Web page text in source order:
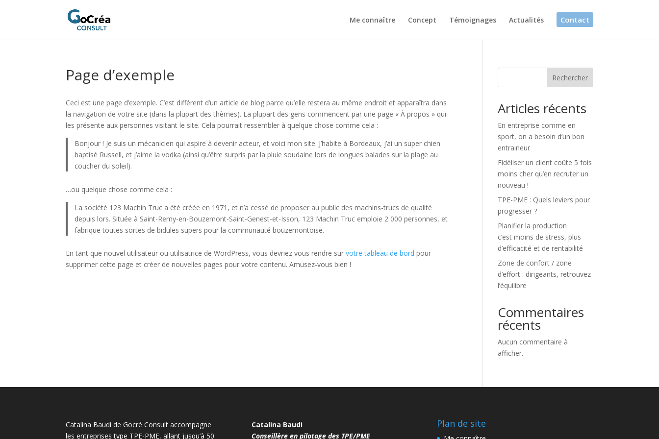
Me connaître Concept Témoignages Actualités Contact
Page d’exemple
Ceci est une page d’exemple. C’est différent d’un article de blog parce qu’elle restera au même endroit et apparaîtra dans
la navigation de votre site (dans la plupart des thèmes). La plupart des gens commencent par une page « À propos » qui
les présente aux personnes visitant le site. Cela pourrait ressembler à quelque chose comme cela :
Bonjour ! Je suis un mécanicien qui aspire à devenir acteur, et voici mon site. J’habite à Bordeaux, j’ai un super chien
baptisé Russell, et j’aime la vodka (ainsi qu’être surpris par la pluie soudaine lors de longues balades sur la plage au
coucher du soleil).
…ou quelque chose comme cela :
La société 123 Machin Truc a été créée en 1971, et n’a cessé de proposer au public des machins-trucs de qualité
depuis lors. Située à Saint-Remy-en-Bouzemont-Saint-Genest-et-Isson, 123 Machin Truc emploie 2 000 personnes, et
fabrique toutes sortes de bidules supers pour la communauté bouzemontoise.
En tant que nouvel utilisateur ou utilisatrice de WordPress, vous devriez vous rendre survotre tableau de bord pour
supprimer cette page et créer de nouvelles pages pour votre contenu. Amusez-vous bien !
Rechercher
Articles récents
En entreprise comme en
sport, on a besoin d’un bon
entraineur
Fidéliser un client coûte 5 fois
moins cher qu’en recruter un
nouveau !
TPE-PME : Quels leviers pour
progresser ?
Planifier la production
c’est moins de stress, plus
d’efficacité et de rentabilité
Zone de confort / zone
d’effort : dirigeants, retrouvez
l’équilibre
Commentaires
récents
Aucun commentaire à
afficher.
Catalina Baudi de Gocré Consult accompagne
les entreprises type TPE-PME, allant jusqu’à 50
Catalina Baudi
Conseillère en pilotage des TPE/PME
Plan de site